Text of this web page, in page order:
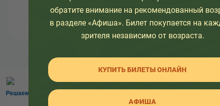
Решаем вместе
обратите внимание на рекомендованный
в разделе «Афиша». Билет покупается на
зрителя независимо от возраста.
КУПИТЬ БИЛЕТЫ ОНЛАЙН
АФИША